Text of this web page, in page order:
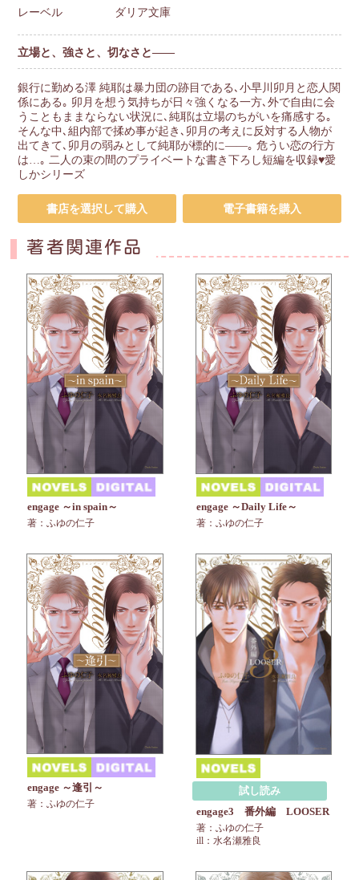
レーベル
ダリア文庫
立場と、強さと、切なさと――
銀行に勤める澤 純耶は暴力団の跡目である､小早川卯月と恋人関
係にある｡ 卯月を想う気持ちが日々強くなる一方､外で自由に会
うこともままならない状況に､純耶は立場のちがいを痛感する｡
そんな中､組内部で揉め事が起き､卯月の考えに反対する人物が
出てきて､卯月の弱みとして純耶が標的に――｡ 危うい恋の行方
は…｡ 二人の束の間のプライベートな書き下ろし短編を収録♥愛
しかシリーズ
書店を選択して購入 電子書籍を購入
著者関連作品
engage ～in spain～
著：ふゆの仁子
engage ～Daily Life～
著：ふゆの仁子
engage ～逢引～
著：ふゆの仁子
試し読み
engage3 番外編 LOOSER
著：ふゆの仁子
ill：水名瀬雅良